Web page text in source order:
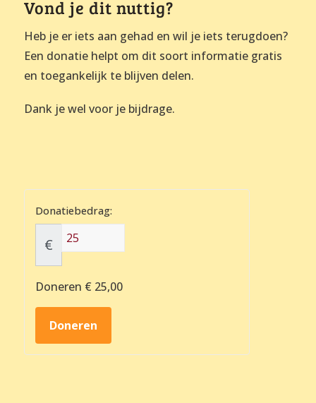
Vond je dit nuttig?
Heb je er iets aan gehad en wil je iets terugdoen?
Een donatie helpt om dit soort informatie gratis
en toegankelijk te blijven delen.
Dank je wel voor je bijdrage.
Donatiebedrag:
€
Doneren € 25,00
Doneren